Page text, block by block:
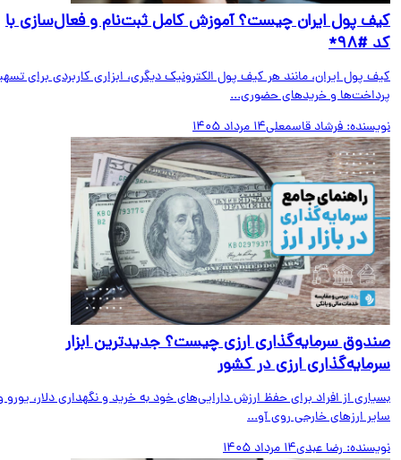
پول ایران چیست؟ آموزش کامل ثبت‌نام و فعال‌سازی با
پول ایران، مانند هر کیف پول الکترونیک دیگری، ابزاری کاربردی برای تسهیل
و خریدهای حضوری...
فرشاد قاسمعلی14 مرداد 1405
سرمایه‌گذاری ارزی چیست؟ جدیدترین ابزار
ارزی در کشور
از افراد برای حفظ ارزش دارایی‌های خود به خرید و نگهداری دلار، یورو و
ارزهای خارجی روی آو...
رضا عبدی14 مرداد 1405